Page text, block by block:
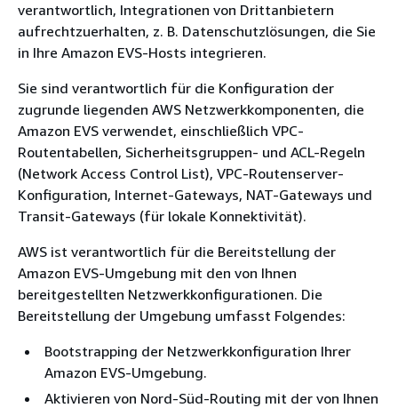
verantwortlich, Integrationen von Drittanbietern
aufrechtzuerhalten, z. B. Datenschutzlösungen, die Sie
in Ihre Amazon EVS-Hosts integrieren.
Sie sind verantwortlich für die Konfiguration der
zugrunde liegenden AWS Netzwerkkomponenten, die
Amazon EVS verwendet, einschließlich VPC-
Routentabellen, Sicherheitsgruppen- und ACL-Regeln
(Network Access Control List), VPC-Routenserver-
Konfiguration, Internet-Gateways, NAT-Gateways und
Transit-Gateways (für lokale Konnektivität).
AWS ist verantwortlich für die Bereitstellung der
Amazon EVS-Umgebung mit den von Ihnen
bereitgestellten Netzwerkkonfigurationen. Die
Bereitstellung der Umgebung umfasst Folgendes:
Bootstrapping der Netzwerkkonfiguration Ihrer
Amazon EVS-Umgebung.
Aktivieren von Nord-Süd-Routing mit der von Ihnen